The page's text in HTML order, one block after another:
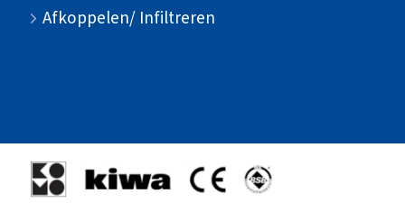
Afkoppelen/ Infiltreren